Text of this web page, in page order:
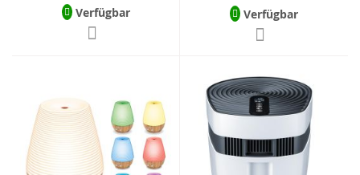
Verfügbar Verfügbar